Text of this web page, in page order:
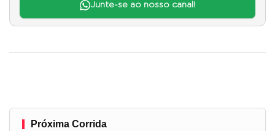
Junte-se ao nosso canal!
Próxima Corrida